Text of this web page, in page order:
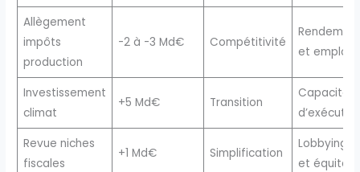
Allègement
impôts
production
-2 à -3 Md€ Compétitivité
et emplois
Investissement
climat
+5 Md€ Transition
Capacité
Revue niches
fiscales
+1 Md€ Simplification
Lobbying
et équité